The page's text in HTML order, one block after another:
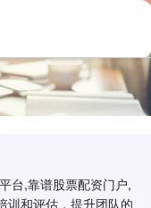
台,靠谱股票配资门户,
训和评估，提升团队的